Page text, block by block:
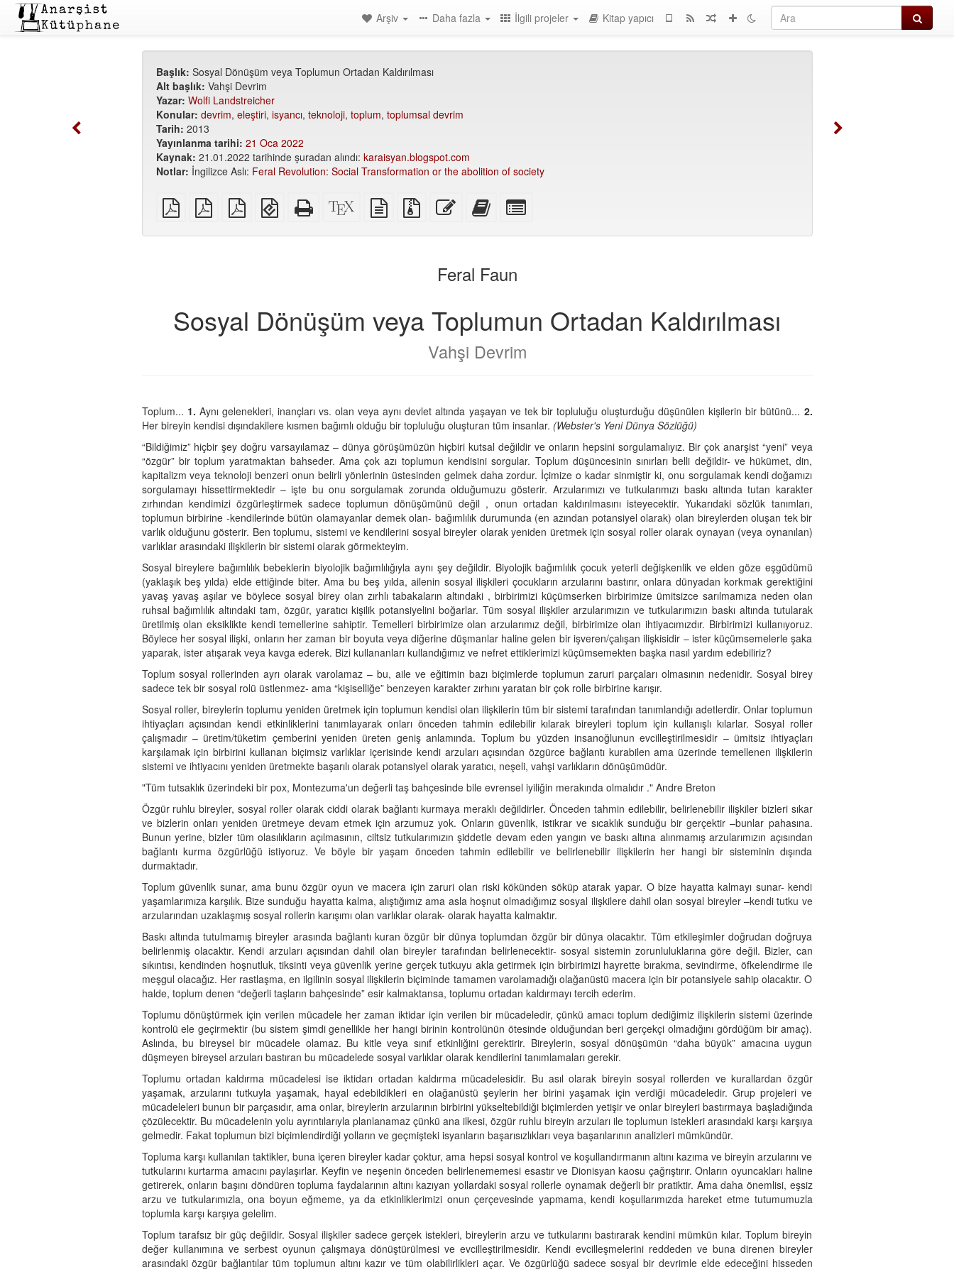
Ara
Arşiv Daha fazla İlgili projeler Kitap yapıcı
Başlık: Sosyal Dönüşüm veya Toplumun Ortadan Kaldırılması
Alt başlık: Vahşi Devrim
Yazar: Wolfi Landstreicher
Konular: devrim, eleştiri, isyancı, teknoloji, toplum, toplumsal devrim
Tarih: 2013
Yayınlanma tarihi: 21 Oca 2022
Kaynak: 21.01.2022 tarihinde şuradan alındı: karaisyan.blogspot.com
Notlar: İngilizce Aslı: Feral Revolution: Social Transformation or the abolition of society
Düz
PDF
A5
PDF
A6
PDF
EPUB
(mobil
Bağımsız
HTML
XeLaTeX
kaynak
düz
metin
Ek
dosyalarlametni
Bu
metni
Feral Faun
Sosyal Dönüşüm veya Toplumun Ortadan Kaldırılması
Vahşi Devrim
Toplum... 1. Aynı gelenekleri, inançları vs. olan veya aynı devlet altında yaşayan ve tek bir topluluğu oluşturduğu düşünülen kişilerin bir bütünü... 2.
Her bireyin kendisi dışındakilere kısmen bağımlı olduğu bir topluluğu oluşturan tüm insanlar. (Webster's Yeni Dünya Sözlüğü)
“Bildiğimiz” hiçbir şey doğru varsayılamaz – dünya görüşümüzün hiçbiri kutsal değildir ve onların hepsini sorgulamalıyız. Bir çok anarşist “yeni” veya
“özgür” bir toplum yaratmaktan bahseder. Ama çok azı toplumun kendisini sorgular. Toplum düşüncesinin sınırları belli değildir- ve hükümet, din,
kapitalizm veya teknoloji benzeri onun belirli yönlerinin üstesinden gelmek daha zordur. İçimize o kadar sinmiştir ki, onu sorgulamak kendi doğamızı
sorgulamayı hissettirmektedir – işte bu onu sorgulamak zorunda olduğumuzu gösterir. Arzularımızı ve tutkularımızı baskı altında tutan karakter
zırhından kendimizi özgürleştirmek sadece toplumun dönüşümünü değil , onun ortadan kaldırılmasını isteyecektir. Yukarıdaki sözlük tanımları,
toplumun birbirine -kendilerinde bütün olamayanlar demek olan- bağımlılık durumunda (en azından potansiyel olarak) olan bireylerden oluşan tek bir
varlık olduğunu gösterir. Ben toplumu, sistemi ve kendilerini sosyal bireyler olarak yeniden üretmek için sosyal roller olarak oynayan (veya oynanılan)
varlıklar arasındaki ilişkilerin bir sistemi olarak görmekteyim.
Sosyal bireylere bağımlılık bebeklerin biyolojik bağımlılığıyla aynı şey değildir. Biyolojik bağımlılık çocuk yeterli değişkenlik ve elden göze eşgüdümü
(yaklaşık beş yılda) elde ettiğinde biter. Ama bu beş yılda, ailenin sosyal ilişkileri çocukların arzularını bastırır, onlara dünyadan korkmak gerektiğini
yavaş yavaş aşılar ve böylece sosyal birey olan zırhlı tabakaların altındaki , birbirimizi küçümserken birbirimize ümitsizce sarılmamıza neden olan
ruhsal bağımlılık altındaki tam, özgür, yaratıcı kişilik potansiyelini boğarlar. Tüm sosyal ilişkiler arzularımızın ve tutkularımızın baskı altında tutularak
üretilmiş olan eksiklikte kendi temellerine sahiptir. Temelleri birbirimize olan arzularımız değil, birbirimize olan ihtiyacımızdır. Birbirimizi kullanıyoruz.
Böylece her sosyal ilişki, onların her zaman bir boyuta veya diğerine düşmanlar haline gelen bir işveren/çalışan ilişkisidir – ister küçümsemelerle şaka
yaparak, ister atışarak veya kavga ederek. Bizi kullananları kullandığımız ve nefret ettiklerimizi küçümsemekten başka nasıl yardım edebiliriz?
Toplum sosyal rollerinden ayrı olarak varolamaz – bu, aile ve eğitimin bazı biçimlerde toplumun zaruri parçaları olmasının nedenidir. Sosyal birey
sadece tek bir sosyal rolü üstlenmez- ama “kişiselliğe” benzeyen karakter zırhını yaratan bir çok rolle birbirine karışır.
Sosyal roller, bireylerin toplumu yeniden üretmek için toplumun kendisi olan ilişkilerin tüm bir sistemi tarafından tanımlandığı adetlerdir. Onlar toplumun
ihtiyaçları açısından kendi etkinliklerini tanımlayarak onları önceden tahmin edilebilir kılarak bireyleri toplum için kullanışlı kılarlar. Sosyal roller
çalışmadır – üretim/tüketim çemberini yeniden üreten geniş anlamında. Toplum bu yüzden insanoğlunun evcilleştirilmesidir – ümitsiz ihtiyaçları
karşılamak için birbirini kullanan biçimsiz varlıklar içerisinde kendi arzuları açısından özgürce bağlantı kurabilen ama üzerinde temellenen ilişkilerin
sistemi ve ihtiyacını yeniden üretmekte başarılı olarak potansiyel olarak yaratıcı, neşeli, vahşi varlıkların dönüşümüdür.
"Tüm tutsaklık üzerindeki bir pox, Montezuma'un değerli taş bahçesinde bile evrensel iyiliğin merakında olmalıdır ." Andre Breton
Özgür ruhlu bireyler, sosyal roller olarak ciddi olarak bağlantı kurmaya meraklı değildirler. Önceden tahmin edilebilir, belirlenebilir ilişkiler bizleri sıkar
ve bizlerin onları yeniden üretmeye devam etmek için arzumuz yok. Onların güvenlik, istikrar ve sıcaklık sunduğu bir gerçektir –bunlar pahasına.
Bunun yerine, bizler tüm olasılıkların açılmasının, ciltsiz tutkularımızın şiddetle devam eden yangın ve baskı altına alınmamış arzularımızın açısından
bağlantı kurma özgürlüğü istiyoruz. Ve böyle bir yaşam önceden tahmin edilebilir ve belirlenebilir ilişkilerin her hangi bir sisteminin dışında
durmaktadır.
Toplum güvenlik sunar, ama bunu özgür oyun ve macera için zaruri olan riski kökünden söküp atarak yapar. O bize hayatta kalmayı sunar- kendi
yaşamlarımıza karşılık. Bize sunduğu hayatta kalma, alıştığımız ama asla hoşnut olmadığımız sosyal ilişkilere dahil olan sosyal bireyler –kendi tutku ve
arzularından uzaklaşmış sosyal rollerin karışımı olan varlıklar olarak- olarak hayatta kalmaktır.
Baskı altında tutulmamış bireyler arasında bağlantı kuran özgür bir dünya toplumdan özgür bir dünya olacaktır. Tüm etkileşimler doğrudan doğruya
belirlenmiş olacaktır. Kendi arzuları açısından dahil olan bireyler tarafından belirlenecektir- sosyal sistemin zorunluluklarına göre değil. Bizler, can
sıkıntısı, kendinden hoşnutluk, tiksinti veya güvenlik yerine gerçek tutkuyu akla getirmek için birbirimizi hayrette bırakma, sevindirme, öfkelendirme ile
meşgul olacağız. Her rastlaşma, en ilgilinin sosyal ilişkilerin biçiminde tamamen varolamadığı olağanüstü macera için bir potansiyele sahip olacaktır. O
halde, toplum denen “değerli taşların bahçesinde” esir kalmaktansa, toplumu ortadan kaldırmayı tercih ederim.
Toplumu dönüştürmek için verilen mücadele her zaman iktidar için verilen bir mücadeledir, çünkü amacı toplum dediğimiz ilişkilerin sistemi üzerinde
kontrolü ele geçirmektir (bu sistem şimdi genellikle her hangi birinin kontrolünün ötesinde olduğundan beri gerçekçi olmadığını gördüğüm bir amaç).
Aslında, bu bireysel bir mücadele olamaz. Bu kitle veya sınıf etkinliğini gerektirir. Bireylerin, sosyal dönüşümün “daha büyük” amacına uygun
düşmeyen bireysel arzuları bastıran bu mücadelede sosyal varlıklar olarak kendilerini tanımlamaları gerekir.
Toplumu ortadan kaldırma mücadelesi ise iktidarı ortadan kaldırma mücadelesidir. Bu asıl olarak bireyin sosyal rollerden ve kurallardan özgür
yaşamak, arzularını tutkuyla yaşamak, hayal edebildikleri en olağanüstü şeylerin her birini yaşamak için verdiği mücadeledir. Grup projeleri ve
mücadeleleri bunun bir parçasıdır, ama onlar, bireylerin arzularının birbirini yükseltebildiği biçimlerden yetişir ve onlar bireyleri bastırmaya başladığında
çözülecektir. Bu mücadelenin yolu ayrıntılarıyla planlanamaz çünkü ana ilkesi, özgür ruhlu bireyin arzuları ile toplumun istekleri arasındaki karşı karşıya
gelmedir. Fakat toplumun bizi biçimlendirdiği yolların ve geçmişteki isyanların başarısızlıkları veya başarılarının analizleri mümkündür.
Topluma karşı kullanılan taktikler, buna içeren bireyler kadar çoktur, ama hepsi sosyal kontrol ve koşullandırmanın altını kazıma ve bireyin arzularını ve
tutkularını kurtarma amacını paylaşırlar. Keyfin ve neşenin önceden belirlenememesi esastır ve Dionisyan kaosu çağrıştırır. Onların oyuncakları haline
getirerek, onların başını döndüren topluma faydalarının altını kazıyan yollardaki sosyal rollerle oynamak değerli bir pratiktir. Ama daha önemlisi, eşsiz
arzu ve tutkularımızla, ona boyun eğmeme, ya da etkinliklerimizi onun çerçevesinde yapmama, kendi koşullarımızda hareket etme tutumumuzla
toplumla karşı karşıya gelelim.
Toplum tarafsız bir güç değildir. Sosyal ilişkiler sadece gerçek istekleri, bireylerin arzu ve tutkularını bastırarak kendini mümkün kılar. Toplum bireyin
değer kullanımına ve serbest oyunun çalışmaya dönüştürülmesi ve evcilleştirilmesidir. Kendi evcilleşmelerini reddeden ve buna direnen bireyler
arasındaki özgür bağlantılar tüm toplumun altını kazır ve tüm olabilirlikleri açar. Ve özgürlüğü sadece sosyal bir devrimle elde edeceğini hisseden